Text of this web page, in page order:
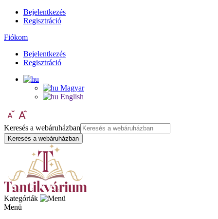
Bejelentkezés
Regisztráció
Fiókom
Bejelentkezés
Regisztráció
Magyar
English
Keresés a webáruházban
Keresés a webáruházban
Kategóriák
Menü